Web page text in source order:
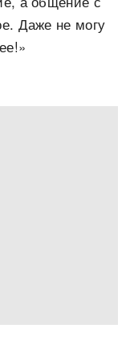
Даже не могу